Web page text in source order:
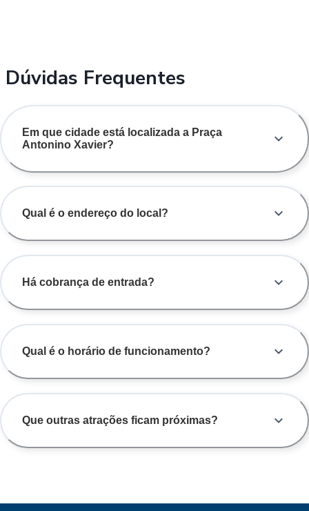
Dúvidas Frequentes
Em que cidade está localizada a Praça
Antonino Xavier?
Qual é o endereço do local?
Há cobrança de entrada?
Qual é o horário de funcionamento?
Que outras atrações ficam próximas?